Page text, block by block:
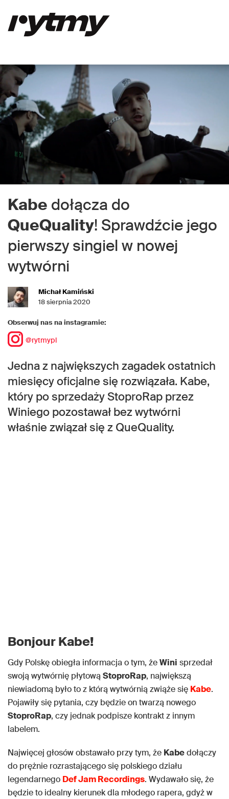
Kabe dołącza do
QueQuality! Sprawdźcie jego
pierwszy singiel w nowej
wytwórni
Michał Kamiński
18 sierpnia 2020
Obserwuj nas na instagramie:
@rytmypl
Jedna z największych zagadek ostatnich
miesięcy oficjalne się rozwiązała. Kabe,
który po sprzedaży StoproRap przez
Winiego pozostawał bez wytwórni
właśnie związał się z QueQuality.
Bonjour Kabe!
Gdy Polskę obiegła informacja o tym, żeWini sprzedał
swoją wytwórnię płytowąStoproRap, największą
niewiadomą było to z którą wytwórnią zwiąże się Kabe.
Pojawiły się pytania, czy będzie on twarzą nowego
StoproRap, czy jednak podpisze kontrakt z innym
labelem.
Najwięcej głosów obstawało przy tym, że Kabedołączy
do prężnie rozrastającego się polskiego działu
legendarnego Def Jam Recordings. Wydawało się, że
będzie to idealny kierunek dla młodego rapera, gdyż w